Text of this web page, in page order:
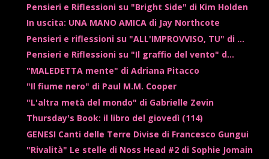
Pensieri e Riflessioni su "Bright Side" di Kim Holden
In uscita: UNA MANO AMICA di Jay Northcote
Pensieri e riflessioni su "ALL'IMPROVVISO, TU" di ...
Pensieri e Riflessioni su "Il graffio del vento" d...
"MALEDETTA mente" di Adriana Pitacco
"Il fiume nero" di Paul M.M. Cooper
"L'altra metà del mondo" di Gabrielle Zevin
Thursday's Book: il libro del giovedì (114)
GENESI Canti delle Terre Divise di Francesco Gungui
"Rivalità" Le stelle di Noss Head #2 di Sophie Jomain